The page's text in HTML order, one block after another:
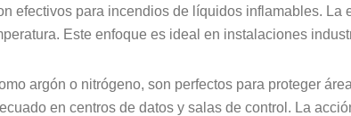
efectivos para incendios de líquidos inflamables.
Este enfoque es ideal en instalaciones
argón o nitrógeno, son perfectos para proteger
en centros de datos y salas de control. La